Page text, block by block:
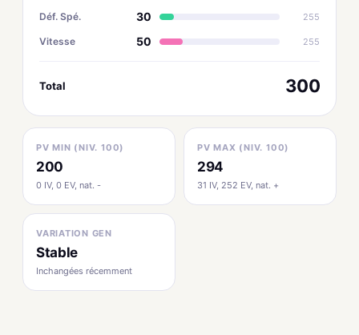
Déf. Spé. 30 255
Vitesse 50 255
Total 300
PV MIN (NIV. 100)
200
0 IV, 0 EV, nat. -
PV MAX (NIV. 100)
294
31 IV, 252 EV, nat. +
VARIATION GEN
Stable
Inchangées récemment